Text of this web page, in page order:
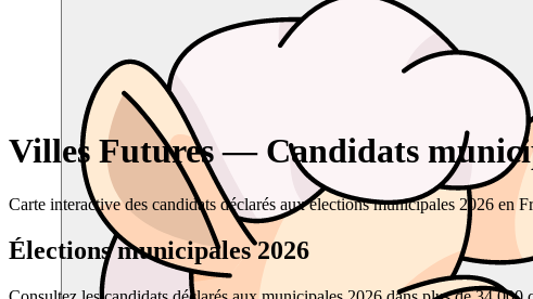
Villes Futures — Candidats
Carte interactive des candidats déclarés aux élections municipales 2026 en
Élections municipales 2026